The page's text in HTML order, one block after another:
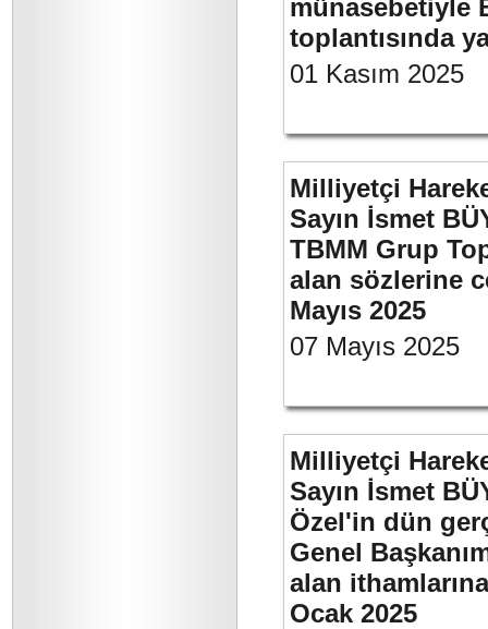
münasebetiyle
toplantısında
01 Kasım 2025
Milliyetçi
Sayın İsmet
TBMM Grup
alan sözlerine
Mayıs 2025
07 Mayıs 2025
Milliyetçi
Sayın İsmet
Özel'in dün
Genel
alan ithamlarına
Ocak 2025